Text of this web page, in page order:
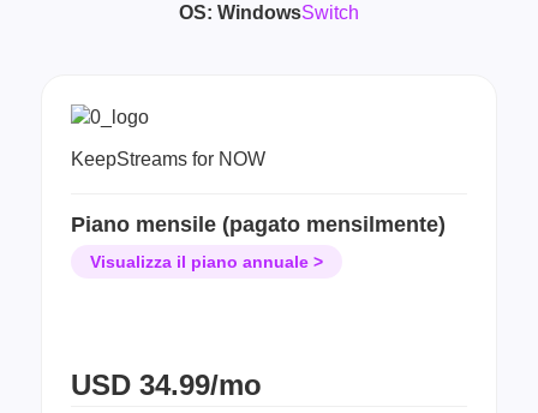
OS: WindowsSwitch
KeepStreams for NOW
Piano mensile (pagato mensilmente)
Visualizza il piano annuale >
USD 34.99/mo